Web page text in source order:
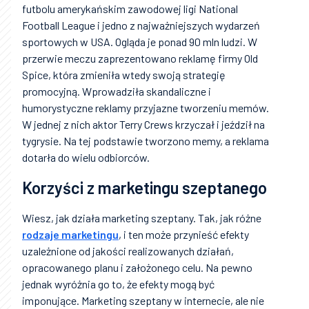
futbolu amerykańskim zawodowej ligi National
Football League i jedno z najważniejszych wydarzeń
sportowych w USA. Ogląda je ponad 90 mln ludzi. W
przerwie meczu zaprezentowano reklamę firmy Old
Spice, która zmieniła wtedy swoją strategię
promocyjną. Wprowadziła skandaliczne i
humorystyczne reklamy przyjazne tworzeniu memów.
W jednej z nich aktor Terry Crews krzyczał i jeździł na
tygrysie. Na tej podstawie tworzono memy, a reklama
dotarła do wielu odbiorców.
Korzyści z marketingu szeptanego
Wiesz, jak działa marketing szeptany. Tak, jak różne
rodzaje marketingu, i ten może przynieść efekty
uzależnione od jakości realizowanych działań,
opracowanego planu i założonego celu. Na pewno
jednak wyróżnia go to, że efekty mogą być
imponujące. Marketing szeptany w internecie, ale nie